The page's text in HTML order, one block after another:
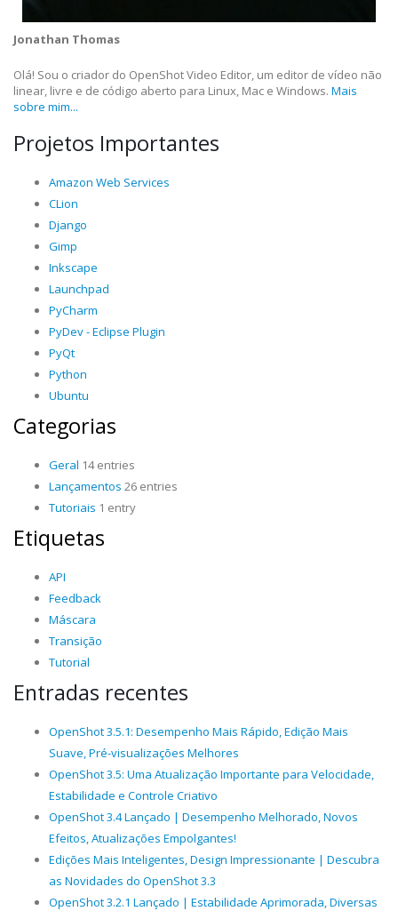
Jonathan Thomas
Olá! Sou o criador do OpenShot Video Editor, um editor de vídeo não
linear, livre e de código aberto para Linux, Mac e Windows. Mais
sobre mim...
Projetos Importantes
Amazon Web Services
CLion
Django
Gimp
Inkscape
Launchpad
PyCharm
PyDev - Eclipse Plugin
PyQt
Python
Ubuntu
Categorias
Geral 14 entries
Lançamentos 26 entries
Tutoriais 1 entry
Etiquetas
API
Feedback
Máscara
Transição
Tutorial
Entradas recentes
OpenShot 3.5.1: Desempenho Mais Rápido, Edição Mais
Suave, Pré-visualizações Melhores
OpenShot 3.5: Uma Atualização Importante para Velocidade,
Estabilidade e Controle Criativo
OpenShot 3.4 Lançado | Desempenho Melhorado, Novos
Efeitos, Atualizações Empolgantes!
Edições Mais Inteligentes, Design Impressionante | Descubra
as Novidades do OpenShot 3.3
OpenShot 3.2.1 Lançado | Estabilidade Aprimorada, Diversas